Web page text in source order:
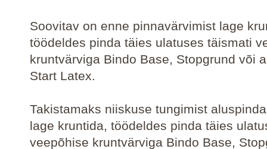
Soovitav on enne pinnavärvimist lage
töödeldes pinda täies ulatuses täismati
kruntvärviga Bindo Base, Stopgrund või
Start Latex.
Takistamaks niiskuse tungimist
lage kruntida, töödeldes pinda täies
veepõhise kruntvärviga Bindo Base,